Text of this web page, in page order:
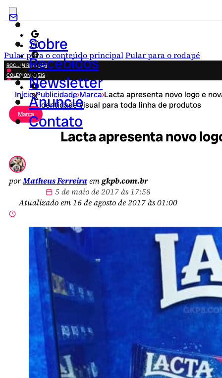
Pular para o conteúdo principalPular para o rodapé
Sobre
Recebidos
Newsletter
Anuncie
Contato
ROCK IN RIO 2026
COLECIONÁVEIS
FESTA JUNINA
NOVIDADES
CAMPANHAS CRIATIVAS
Início›Publicidade›Marca›Lacta apresenta novo logo e
identidade visual para toda linha de produtos
Marca
Lacta apresenta novo
porMatheus Ferreiraemgkpb.com.br
5 de maio de 2017 às 17:58
Atualizado em 16 de agosto de 2017 às 01:00